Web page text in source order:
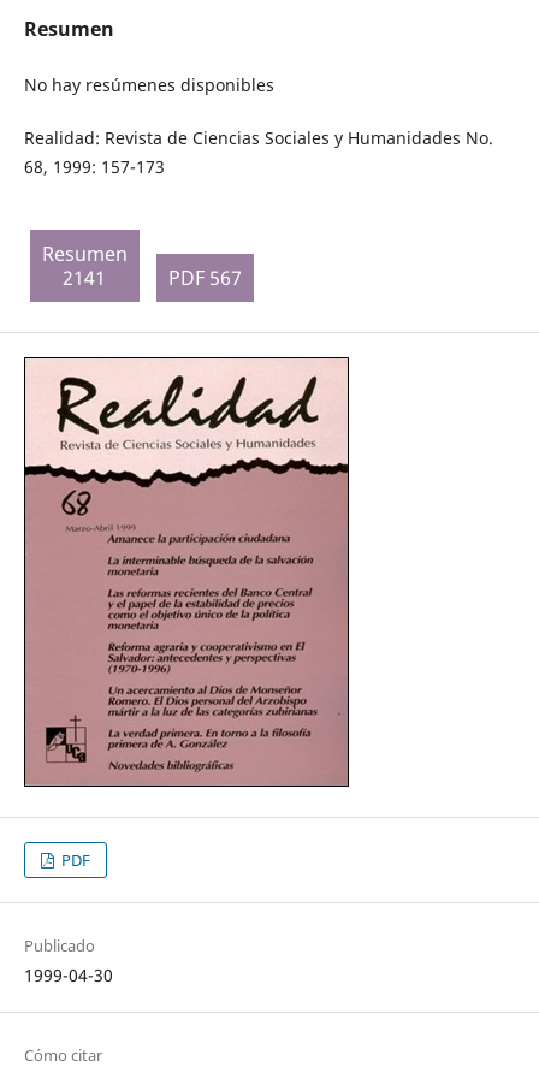
Resumen
No hay resúmenes disponibles
Realidad: Revista de Ciencias Sociales y Humanidades No.
68, 1999: 157-173
Resumen
2141
PDF 567
PDF
Publicado
1999-04-30
Cómo citar